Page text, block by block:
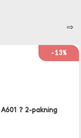
⇨
-13%
? 2-pakning